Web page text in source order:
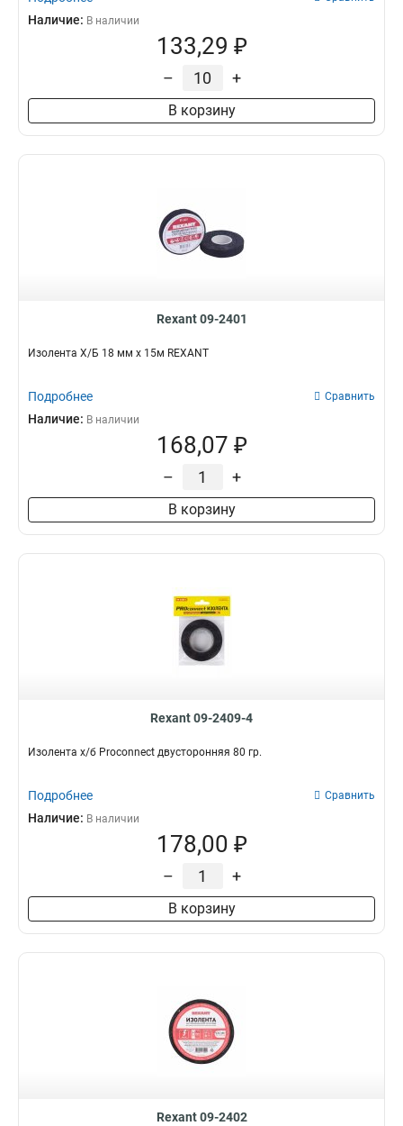
Наличие: В наличии
133,29 ₽
– +
В корзину
Rexant 09-2401
Изолента Х/Б 18 мм х 15м REXANT
Подробнее Сравнить
Наличие: В наличии
168,07 ₽
– +
В корзину
Rexant 09-2409-4
Изолента х/б Proconnect двусторонняя 80 гр.
Подробнее Сравнить
Наличие: В наличии
178,00 ₽
– +
В корзину
Rexant 09-2402